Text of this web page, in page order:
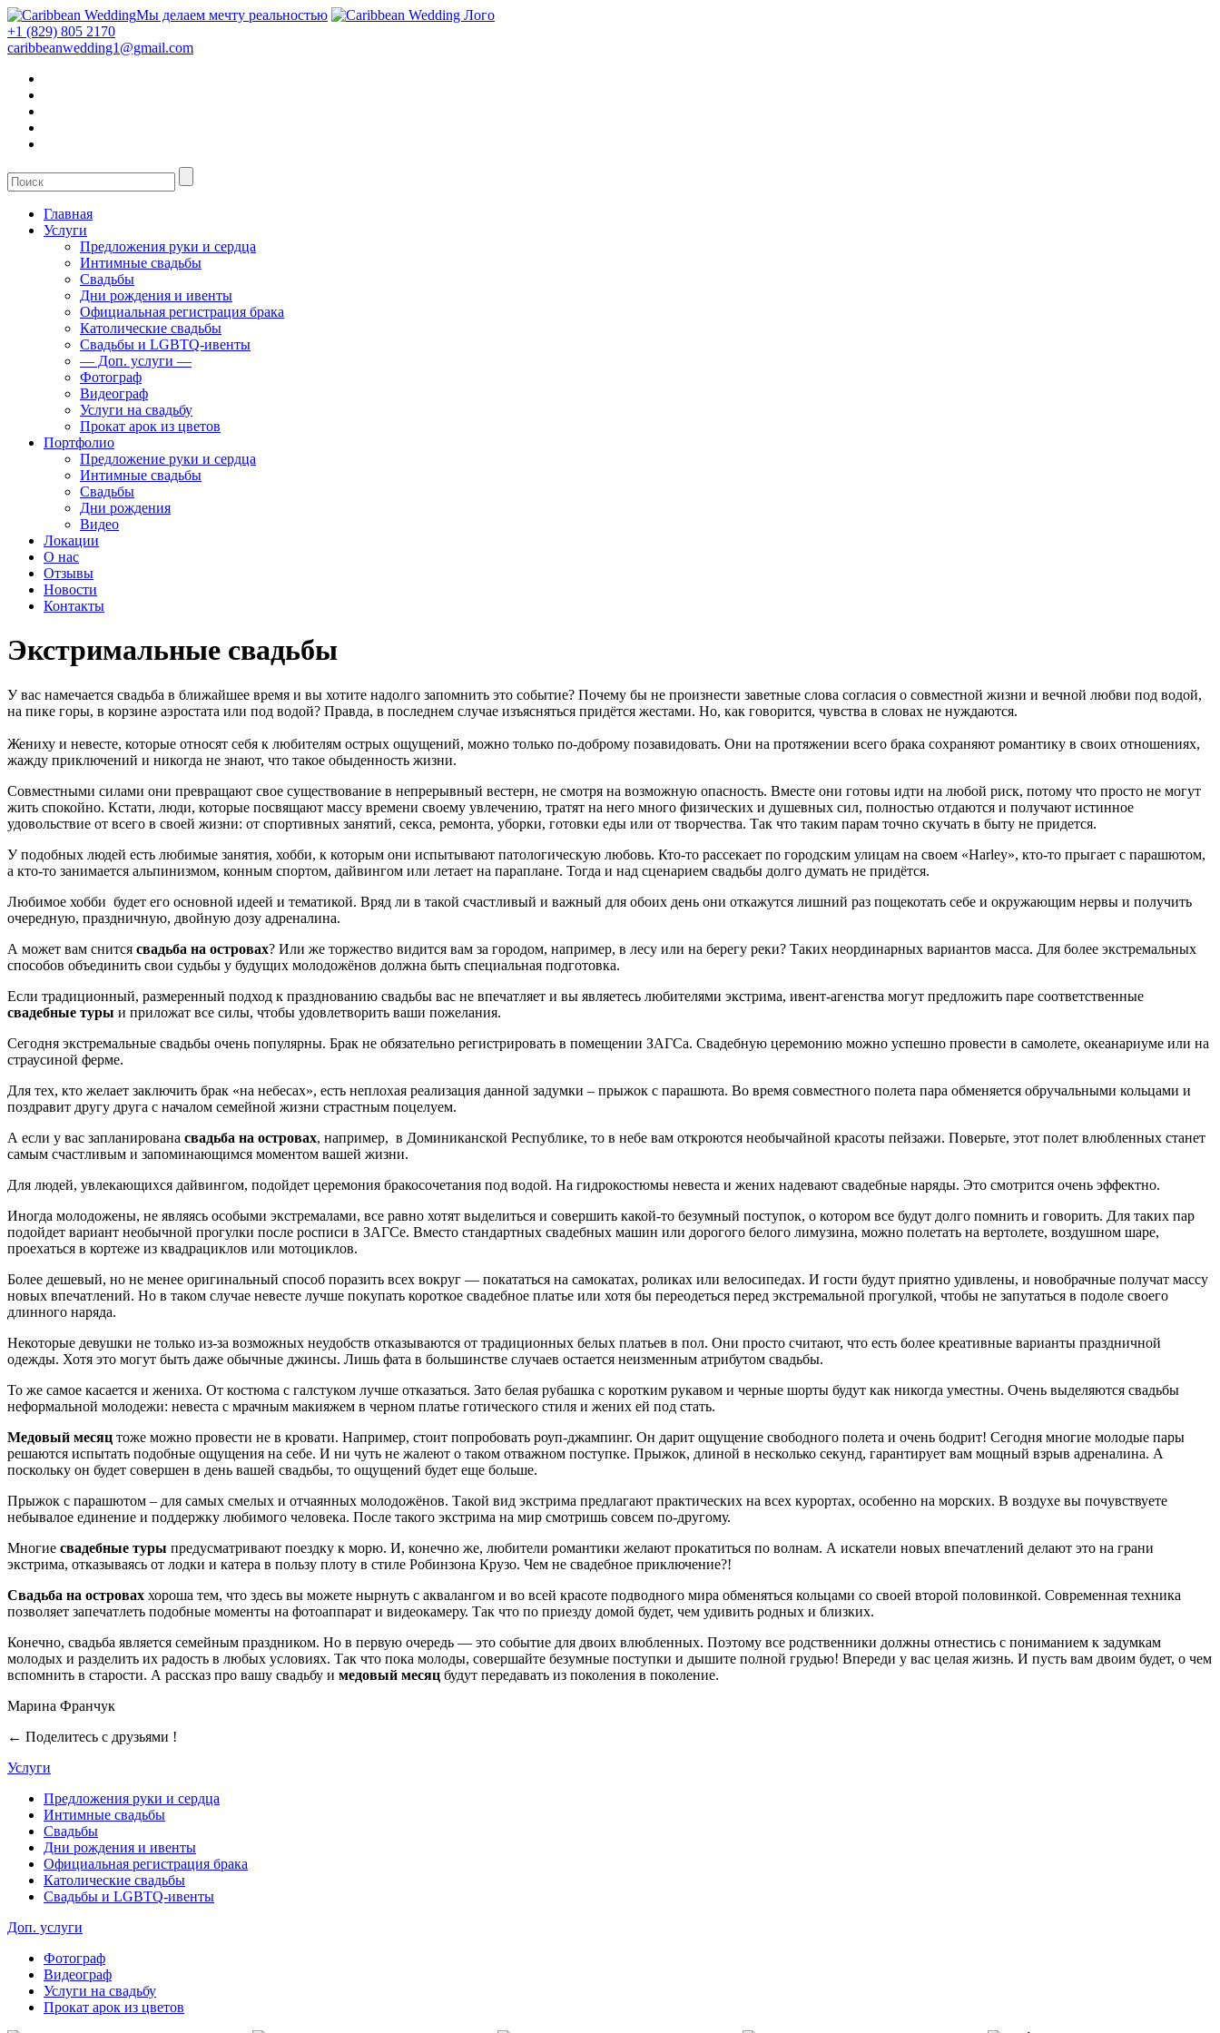
Мы делаем мечту реальностью
+1 (829) 805 2170
caribbeanwedding1@gmail.com
Главная
Услуги
Предложения руки и сердца
Интимные свадьбы
Свадьбы
Дни рождения и ивенты
Официальная регистрация брака
Католические свадьбы
Свадьбы и LGBTQ-ивенты
— Доп. услуги —
Фотограф
Видеограф
Услуги на свадьбу
Прокат арок из цветов
Портфолио
Предложение руки и сердца
Интимные свадьбы
Свадьбы
Дни рождения
Видео
Локации
О нас
Отзывы
Новости
Контакты
Экстримальные свадьбы
У вас намечается свадьба в ближайшее время и вы хотите надолго запомнить это событие? Почему бы не произнести заветные слова согласия о совместной жизни и вечной любви под водой,
на пике горы, в корзине аэростата или под водой? Правда, в последнем случае изъясняться придётся жестами. Но, как говорится, чувства в словах не нуждаются.
Жениху и невесте, которые относят себя к любителям острых ощущений, можно только по-доброму позавидовать. Они на протяжении всего брака сохраняют романтику в своих отношениях,
жажду приключений и никогда не знают, что такое обыденность жизни.
Совместными силами они превращают свое существование в непрерывный вестерн, не смотря на возможную опасность. Вместе они готовы идти на любой риск, потому что просто не могут
жить спокойно. Кстати, люди, которые посвящают массу времени своему увлечению, тратят на него много физических и душевных сил, полностью отдаются и получают истинное
удовольствие от всего в своей жизни: от спортивных занятий, секса, ремонта, уборки, готовки еды или от творчества. Так что таким парам точно скучать в быту не придется.
У подобных людей есть любимые занятия, хобби, к которым они испытывают патологическую любовь. Кто-то рассекает по городским улицам на своем «Наrlеу», кто-то прыгает с парашютом,
а кто-то занимается альпинизмом, конным спортом, дайвингом или летает на параплане. Тогда и над сценарием свадьбы долго думать не придётся.
Любимое хобби будет его основной идеей и тематикой. Вряд ли в такой счастливый и важный для обоих день они откажутся лишний раз пощекотать себе и окружающим нервы и получить
очередную, праздничную, двойную дозу адреналина.
А может вам снится свадьба на островах? Или же торжество видится вам за городом, например, в лесу или на берегу реки? Таких неординарных вариантов масса. Для более экстремальных
способов объединить свои судьбы у будущих молодожёнов должна быть специальная подготовка.
Если традиционный, размеренный подход к празднованию свадьбы вас не впечатляет и вы являетесь любителями экстрима, ивент-агенства могут предложить паре соответственные
свадебные туры и приложат все силы, чтобы удовлетворить ваши пожелания.
Сегодня экстремальные свадьбы очень популярны. Брак не обязательно регистрировать в помещении ЗАГСа. Свадебную церемонию можно успешно провести в самолете, океанариуме или на
страусиной ферме.
Для тех, кто желает заключить брак «на небесах», есть неплохая реализация данной задумки – прыжок с парашюта. Во время совместного полета пара обменяется обручальными кольцами и
поздравит другу друга с началом семейной жизни страстным поцелуем.
А если у вас запланирована свадьба на островах, например, в Доминиканской Республике, то в небе вам откроются необычайной красоты пейзажи. Поверьте, этот полет влюбленных станет
самым счастливым и запоминающимся моментом вашей жизни.
Для людей, увлекающихся дайвингом, подойдет церемония бракосочетания под водой. На гидрокостюмы невеста и жених надевают свадебные наряды. Это смотрится очень эффектно.
Иногда молодожены, не являясь особыми экстремалами, все равно хотят выделиться и совершить какой-то безумный поступок, о котором все будут долго помнить и говорить. Для таких пар
подойдет вариант необычной прогулки после росписи в ЗАГСе. Вместо стандартных свадебных машин или дорогого белого лимузина, можно полетать на вертолете, воздушном шаре,
проехаться в кортеже из квадрациклов или мотоциклов.
Более дешевый, но не менее оригинальный способ поразить всех вокруг — покататься на самокатах, роликах или велосипедах. И гости будут приятно удивлены, и новобрачные получат массу
новых впечатлений. Но в таком случае невесте лучше покупать короткое свадебное платье или хотя бы переодеться перед экстремальной прогулкой, чтобы не запутаться в подоле своего
длинного наряда.
Некоторые девушки не только из-за возможных неудобств отказываются от традиционных белых платьев в пол. Они просто считают, что есть более креативные варианты праздничной
одежды. Хотя это могут быть даже обычные джинсы. Лишь фата в большинстве случаев остается неизменным атрибутом свадьбы.
То же самое касается и жениха. От костюма с галстуком лучше отказаться. Зато белая рубашка с коротким рукавом и черные шорты будут как никогда уместны. Очень выделяются свадьбы
неформальной молодежи: невеста с мрачным макияжем в черном платье готического стиля и жених ей под стать.
Медовый месяц тоже можно провести не в кровати. Например, стоит попробовать роуп-джампинг. Он дарит ощущение свободного полета и очень бодрит! Сегодня многие молодые пары
решаются испытать подобные ощущения на себе. И ни чуть не жалеют о таком отважном поступке. Прыжок, длиной в несколько секунд, гарантирует вам мощный взрыв адреналина. А
поскольку он будет совершен в день вашей свадьбы, то ощущений будет еще больше.
Прыжок с парашютом – для самых смелых и отчаянных молодожёнов. Такой вид экстрима предлагают практических на всех курортах, особенно на морских. В воздухе вы почувствуете
небывалое единение и поддержку любимого человека. После такого экстрима на мир смотришь совсем по-другому.
Многие свадебные туры предусматривают поездку к морю. И, конечно же, любители романтики желают прокатиться по волнам. А искатели новых впечатлений делают это на грани
экстрима, отказываясь от лодки и катера в пользу плоту в стиле Робинзона Крузо. Чем не свадебное приключение?!
Свадьба на островах хороша тем, что здесь вы можете нырнуть с аквалангом и во всей красоте подводного мира обменяться кольцами со своей второй половинкой. Современная техника
позволяет запечатлеть подобные моменты на фотоаппарат и видеокамеру. Так что по приезду домой будет, чем удивить родных и близких.
Конечно, свадьба является семейным праздником. Но в первую очередь — это событие для двоих влюбленных. Поэтому все родственники должны отнестись с пониманием к задумкам
молодых и разделить их радость в любых условиях. Так что пока молоды, совершайте безумные поступки и дышите полной грудью! Впереди у вас целая жизнь. И пусть вам двоим будет, о чем
вспомнить в старости. А рассказ про вашу свадьбу и медовый месяц будут передавать из поколения в поколение.
Марина Франчук
← Поделитесь с друзьями !
Услуги
Предложения руки и сердца
Интимные свадьбы
Свадьбы
Дни рождения и ивенты
Официальная регистрация брака
Католические свадьбы
Свадьбы и LGBTQ-ивенты
Доп. услуги
Фотограф
Видеограф
Услуги на свадьбу
Прокат арок из цветов